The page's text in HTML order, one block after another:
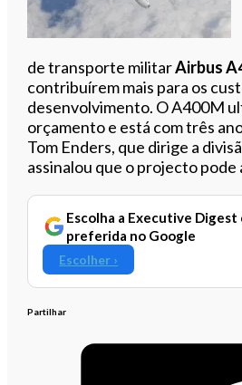
de transporte militarAirbus
contribuírem mais para os
desenvolvimento. O A400M
orçamento e está com três
Tom Enders, que dirige a
assinalou que o projecto pode
Escolha a Executive
preferida no Google
Escolher ›
Partilhar